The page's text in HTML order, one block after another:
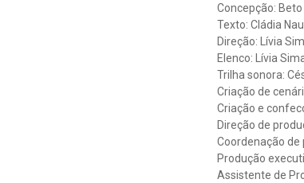
Concepção:
Texto: Cládia
Direção: Lívia
Elenco: Lívia
Trilha sonora:
Criação de
Criação e
Direção de
Coordenação
Produção
Assistente de